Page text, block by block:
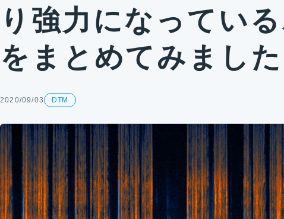
り強力になってい
をまとめてみました
2020/09/03 DTM